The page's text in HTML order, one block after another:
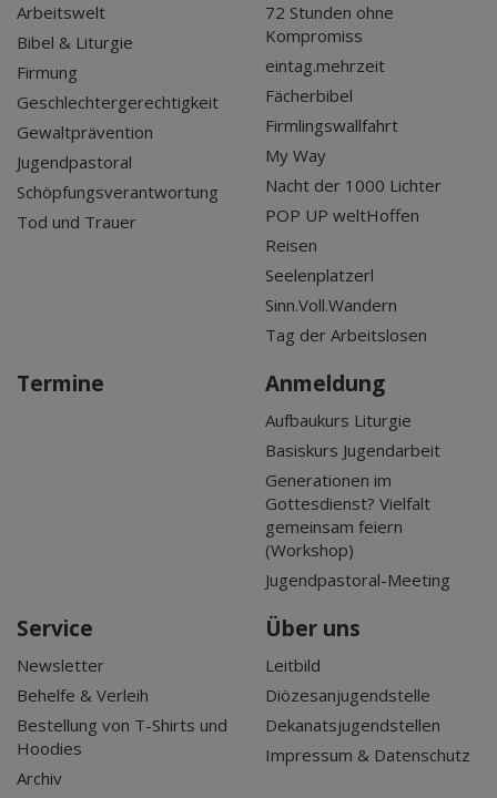
Arbeitswelt
Bibel & Liturgie
Firmung
Geschlechtergerechtigkeit
Gewaltprävention
Jugendpastoral
Schöpfungsverantwortung
Tod und Trauer
72 Stunden ohne
Kompromiss
eintag.mehrzeit
Fächerbibel
Firmlingswallfahrt
My Way
Nacht der 1000 Lichter
POP UP weltHoffen
Reisen
Seelenplatzerl
Sinn.Voll.Wandern
Tag der Arbeitslosen
Termine Anmeldung
Aufbaukurs Liturgie
Basiskurs Jugendarbeit
Generationen im
Gottesdienst? Vielfalt
gemeinsam feiern
(Workshop)
Jugendpastoral-Meeting
Service
Newsletter
Behelfe & Verleih
Bestellung von T-Shirts und
Hoodies
Archiv
Über uns
Leitbild
Diözesanjugendstelle
Dekanatsjugendstellen
Impressum & Datenschutz